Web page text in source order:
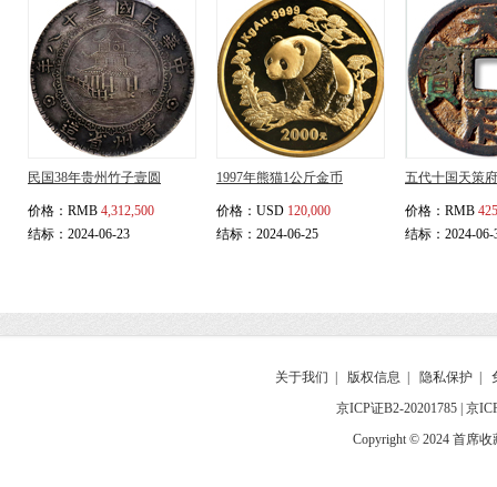
民国38年贵州竹子壹圆
价格： RMB 4,312,500
结标：2024-06-23
1997年熊猫1公斤金币
价格： USD 120,000
结标：2024-06-25
五代十国天策
价格： RMB
结标：2024-06-
关于我们 版权信息 隐私保护
京ICP证B2-20201785 京
Copyright © 2024 首席收